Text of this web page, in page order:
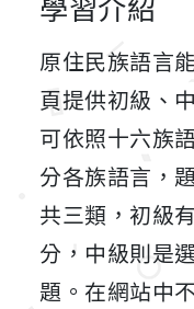
原住民族語言
頁提供初級、
可依照十六族
分各族語言，
共三類，初級
分，中級則是
題。在網站中